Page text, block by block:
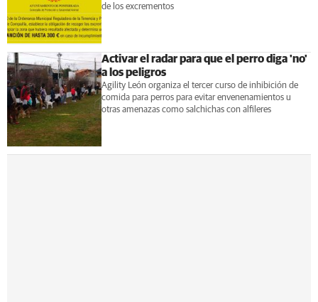
de los excrementos
Activar el radar para que el perro diga 'no'
a los peligros
Agility León organiza el tercer curso de inhibición de
comida para perros para evitar envenenamientos u
otras amenazas como salchichas con alfileres